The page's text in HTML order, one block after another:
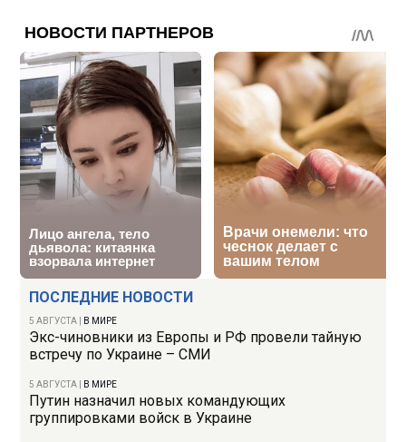
ПОСЛЕДНИЕ НОВОСТИ
5 АВГУСТА В МИРЕ
Экс-чиновники из Европы и РФ провели тайную
встречу по Украине – СМИ
5 АВГУСТА В МИРЕ
Путин назначил новых командующих
группировками войск в Украине